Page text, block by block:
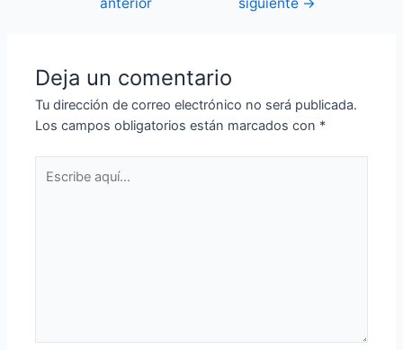
Deja un comentario
Tu dirección de correo electrónico no será publicada.
Los campos obligatorios están marcados con *
aquí...